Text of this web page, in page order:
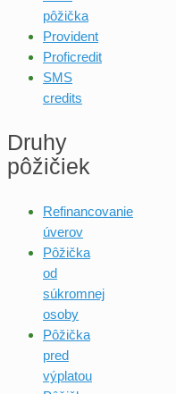
pôžička
Provident
Proficredit
SMS
credits
Druhy
pôžičiek
Refinancovanie
úverov
Pôžička
od
súkromnej
osoby
Pôžička
pred
výplatou